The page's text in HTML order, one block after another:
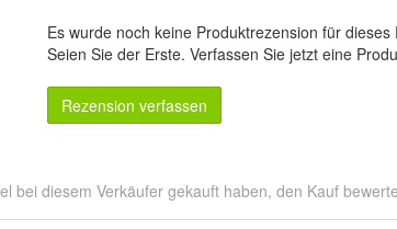
Es wurde noch keine Produktrezension für
Seien Sie der Erste. Verfassen Sie jetzt eine
Rezension verfassen
bei diesem Verkäufer gekauft haben, den Kauf